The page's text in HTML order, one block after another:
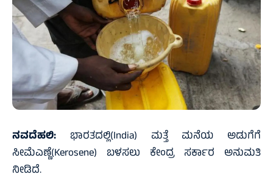
ನವದೆಹಲಿ: ಭಾರತದಲ್ಲಿ(India) ಮತ್ತೆ ಮನೆಯ ಅಡುಗೆಗೆ
ಸೀಮೆಎಣ್ಣೆ(Kerosene) ಬಳಸಲು ಕೇಂದ್ರ ಸರ್ಕಾರ ಅನುಮತಿ
ನೀಡಿದೆ.